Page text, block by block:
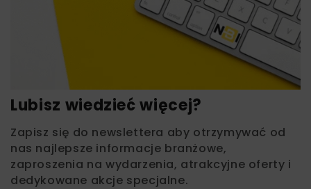
Lubisz wiedzieć więcej?
Zapisz się do newslettera aby otrzymywać od
nas najlepsze informacje branżowe,
zaproszenia na wydarzenia, atrakcyjne oferty i
dedykowane akcje specjalne.